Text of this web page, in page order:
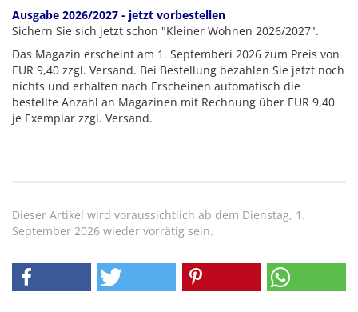
Ausgabe 2026/2027 - jetzt vorbestellen
Sichern Sie sich jetzt schon "Kleiner Wohnen 2026/2027".
Das Magazin erscheint am 1. Septemberi 2026 zum Preis von
EUR 9,40 zzgl. Versand. Bei Bestellung bezahlen Sie jetzt noch
nichts und erhalten nach Erscheinen automatisch die
bestellte Anzahl an Magazinen mit Rechnung über EUR 9,40
je Exemplar zzgl. Versand.
Dieser Artikel wird voraussichtlich ab dem Dienstag, 1.
September 2026 wieder vorrätig sein.